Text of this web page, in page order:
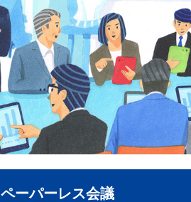
ペーパーレス会議